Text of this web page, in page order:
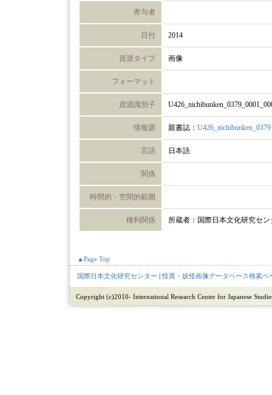
寄与者
日付 2014
資源タイプ 画像
フォーマット
資源識別子
情報源 親書誌： U426_nichibunken_0379
言語 日本語
関係
時間的・空間的範囲
権利関係 所蔵者：国際日本文化研究セン
▲Page Top
国際日本文化研究センター |怪異・妖怪画像データベース検索ペ
Copyright (c)2010- International Research Center for Japanese